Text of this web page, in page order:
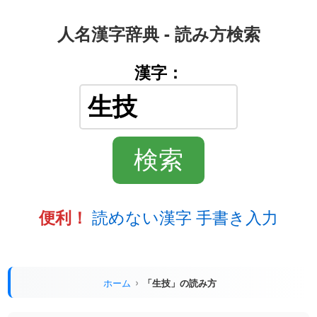
人名漢字辞典 - 読み方検索
漢字：
便利！ 読めない漢字 手書き入力
ホーム 「生技」の読み方